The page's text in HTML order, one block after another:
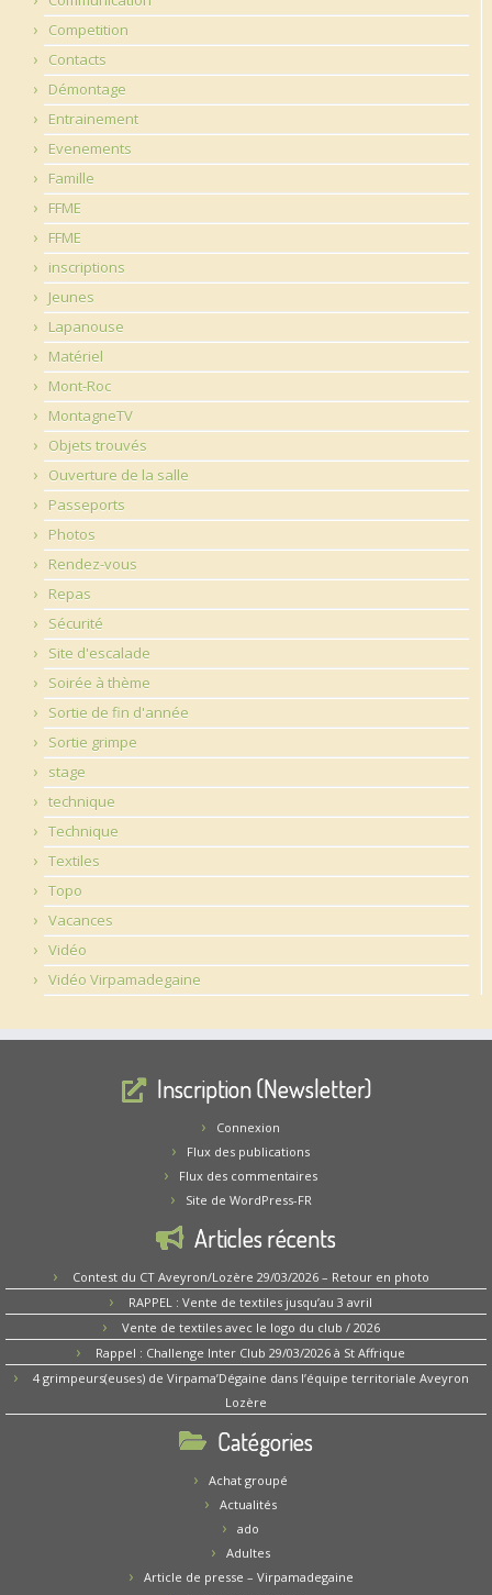
Competition
Contacts
Démontage
Entrainement
Evenements
Famille
FFME
FFME
inscriptions
Jeunes
Lapanouse
Matériel
Mont-Roc
MontagneTV
Objets trouvés
Ouverture de la salle
Passeports
Photos
Rendez-vous
Repas
Sécurité
Site d'escalade
Soirée à thème
Sortie de fin d'année
Sortie grimpe
stage
technique
Technique
Textiles
Topo
Vacances
Vidéo
Vidéo Virpamadegaine
Inscription (Newsletter)
Connexion
Flux des publications
Flux des commentaires
Site de WordPress-FR
Articles récents
Contest du CT Aveyron/Lozère 29/03/2026 – Retour en photo
RAPPEL : Vente de textiles jusqu’au 3 avril
Vente de textiles avec le logo du club / 2026
Rappel : Challenge Inter Club 29/03/2026 à St Affrique
4 grimpeurs(euses) de Virpama’Dégaine dans l’équipe territoriale Aveyron
Lozère
Catégories
Achat groupé
Actualités
ado
Adultes
Article de presse – Virpamadegaine